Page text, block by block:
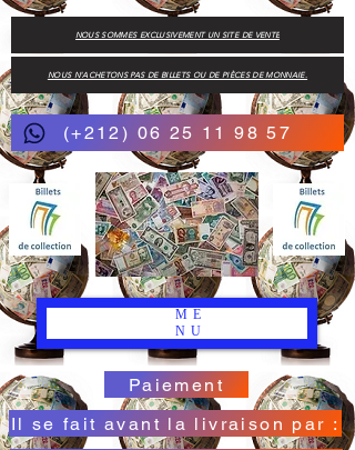
(+212) 06 25 11 98 57
ME
NU
Paiement
Il se fait avant la livraison par :
NOUS N'ACHETONS PAS DE BILLETS OU DE PIÈCES DE MONNAIE.
NOUS SOMMES EXCLUSIVEMENT UN SITE DE VENTE